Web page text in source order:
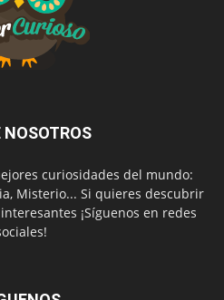
NOSOTROS
curiosidades del mundo:
Misterio... Si quieres descubrir
¡Síguenos en redes